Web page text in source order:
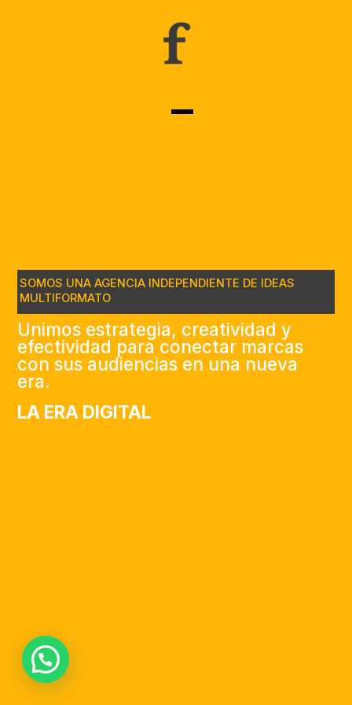
SOMOS UNA AGENCIA INDEPENDIENTE DE IDEAS
MULTIFORMATO
Unimos estrategia, creatividad y
efectividad para conectar marcas
con sus audiencias en una nueva
era.
LA ERA DIGITAL